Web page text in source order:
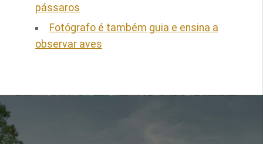
pássaros
Fotógrafo é também guia e ensina a
observar aves